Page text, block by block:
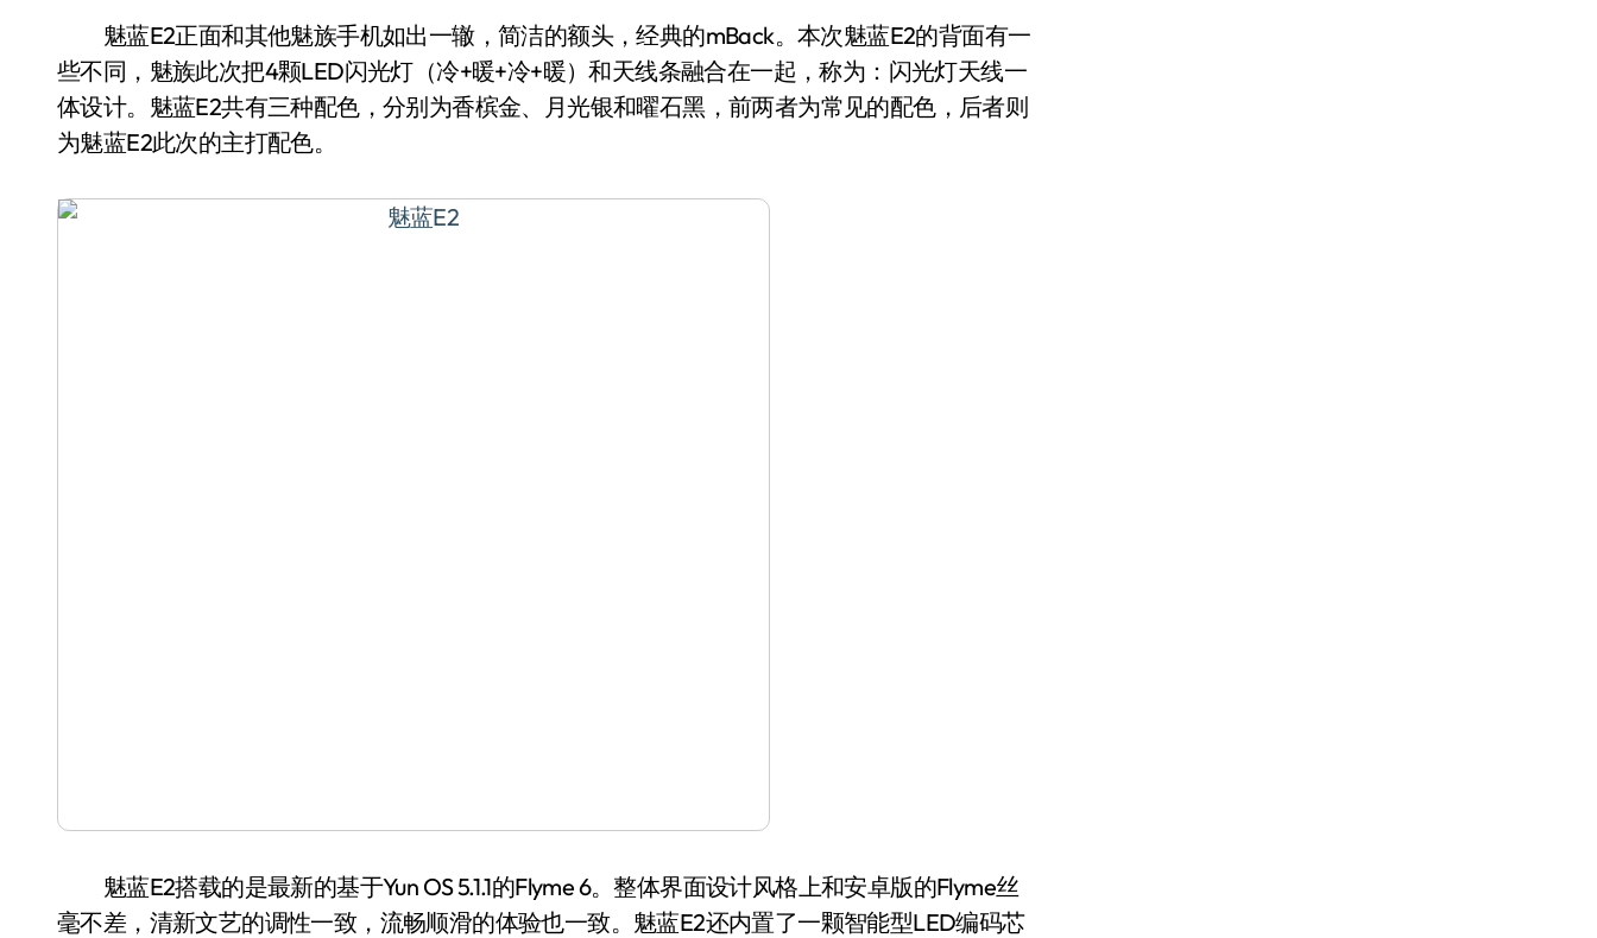
魅蓝E2正面和其他魅族手机如出一辙，简洁的额头，经典的mBack。本次魅蓝E2的背面有一
些不同，魅族此次把4颗LED闪光灯（冷+暖+冷+暖）和天线条融合在一起，称为：闪光灯天线一
体设计。魅蓝E2共有三种配色，分别为香槟金、月光银和曜石黑，前两者为常见的配色，后者则
为魅蓝E2此次的主打配色。
魅蓝E2搭载的是最新的基于Yun OS 5.1.1的Flyme 6。整体界面设计风格上和安卓版的Flyme丝
毫不差，清新文艺的调性一致，流畅顺滑的体验也一致。魅蓝E2还内置了一颗智能型LED编码芯